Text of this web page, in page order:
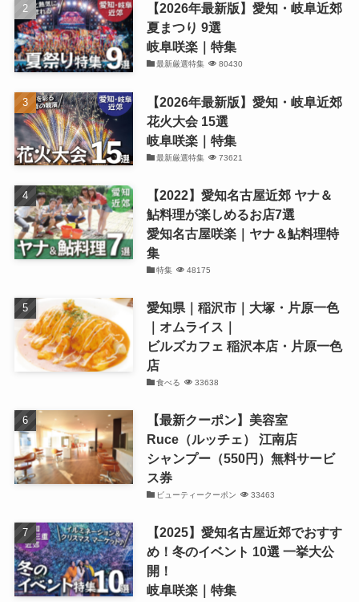
【2026年最新版】愛知・岐阜近郊
夏まつり 9選
岐阜咲楽｜特集
最新厳選特集 80430
【2026年最新版】愛知・岐阜近郊
花火大会 15選
岐阜咲楽｜特集
最新厳選特集 73621
【2022】愛知名古屋近郊 ヤナ＆
鮎料理が楽しめるお店7選
愛知名古屋咲楽｜ヤナ＆鮎料理特
集
特集 48175
愛知県｜稲沢市｜大塚・片原一色
｜オムライス｜
ビルズカフェ 稲沢本店・片原一色
店
食べる 33638
【最新クーポン】美容室
Ruce（ルッチェ） 江南店
シャンプー（550円）無料サービ
ス券
ビューティークーポン 33463
【2025】愛知名古屋近郊でおすす
め！冬のイベント 10選 一挙大公
開！
岐阜咲楽｜特集